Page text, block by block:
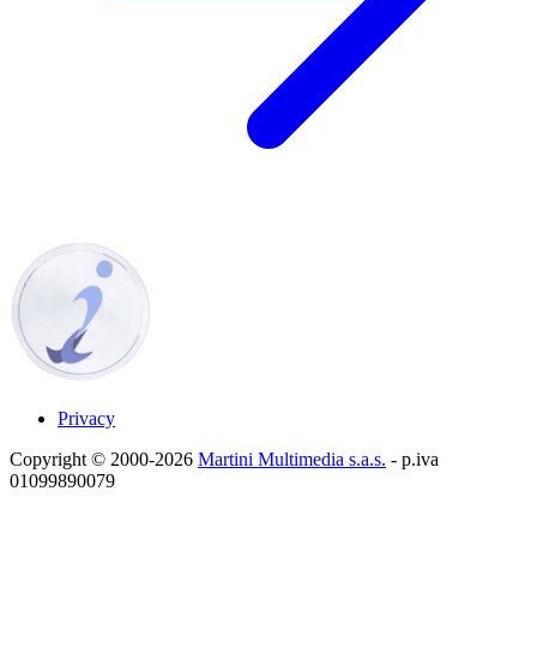
Privacy
Copyright © 2000-2026 Martini Multimedia s.a.s. - p.iva
01099890079